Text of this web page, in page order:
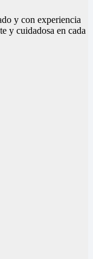
y con experiencia
y cuidadosa en cada